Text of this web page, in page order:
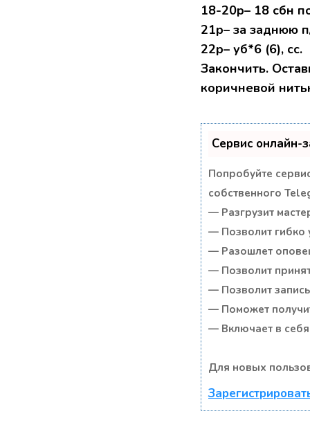
18-20р– 18 сбн
21р– за заднюю
22р– уб*6 (6), сс.
Закончить.
коричневой
Сервис онлайн-
Попробуйте
собственного
— Разгрузит
— Позволит гибко
— Разошлет
— Позволит
— Позволит
— Поможет
— Включает в
Для новых